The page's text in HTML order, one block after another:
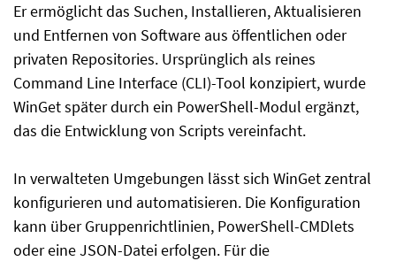
Er ermöglicht das Suchen, Installieren, Aktualisieren
und Entfernen von Software aus öffentlichen oder
privaten Repositories. Ursprünglich als reines
Command Line Interface (CLI)-Tool konzipiert, wurde
WinGet später durch ein PowerShell-Modul ergänzt,
das die Entwicklung von Scripts vereinfacht.
In verwalteten Umgebungen lässt sich WinGet zentral
konfigurieren und automatisieren. Die Konfiguration
kann über Gruppenrichtlinien, PowerShell-CMDlets
oder eine JSON-Datei erfolgen. Für die